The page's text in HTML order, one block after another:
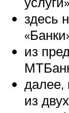
здесь
из
далее,
из